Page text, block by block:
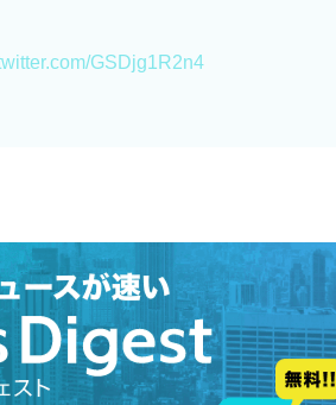
GSDjg1R2n4